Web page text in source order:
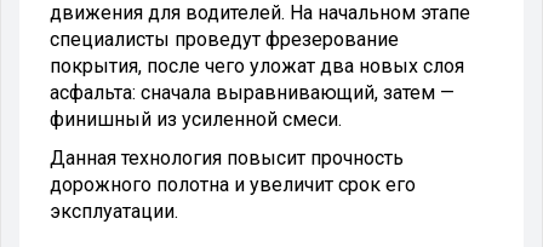
движения для водителей. На начальном этапе
специалисты проведут фрезерование
покрытия, после чего уложат два новых слоя
асфальта: сначала выравнивающий, затем —
финишный из усиленной смеси.
Данная технология повысит прочность
дорожного полотна и увеличит срок его
эксплуатации.